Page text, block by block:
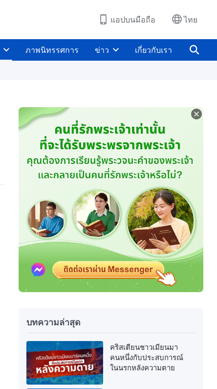
แอปบนมือถือ ไทย
ภาพนิทรรศการ ข่าว เกี่ยวกับเรา
บทความล่าสุด
คริสเตียนชาวเมียนมา
คนหนึ่งกับประสบการณ์
ในนรกหลังความตาย